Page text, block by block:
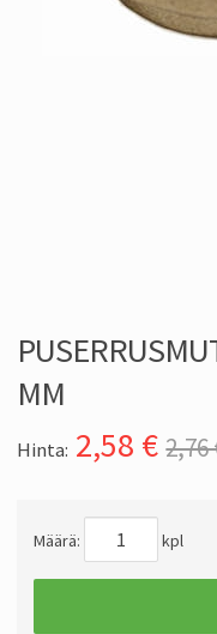
MM
Hinta: 2,58 € 2,76
Määrä: kpl